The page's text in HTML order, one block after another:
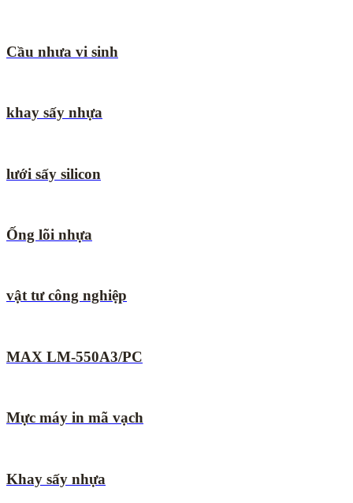
Cầu nhưa vi sinh
khay sấy nhựa
lưới sấy silicon
Ống lõi nhựa
vật tư công nghiệp
MAX LM-550A3/PC
Mực máy in mã vạch
Khay sấy nhựa